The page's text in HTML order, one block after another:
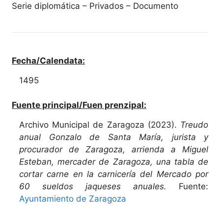
Serie diplomática – Privados – Documento
Fecha/Calendata:
1495
Fuente principal/Fuen prenzipal:
Archivo Municipal de Zaragoza (2023). Treudo
anual Gonzalo de Santa María, jurista y
procurador de Zaragoza, arrienda a Miguel
Esteban, mercader de Zaragoza, una tabla de
cortar carne en la carnicería del Mercado por
60 sueldos jaqueses anuales. Fuente:
Ayuntamiento de Zaragoza